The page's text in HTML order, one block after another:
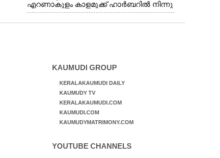
എറണാകുളം കാളമുക്ക് ഹാർബറിൽ നിന്നു
ള്ള കാഴ്ച
KAUMUDI GROUP
KERALAKAUMUDI DAILY
KAUMUDY TV
KERALAKAUMUDI.COM
KAUMUDI.COM
KAUMUDYMATRIMONY.COM
YOUTUBE CHANNELS